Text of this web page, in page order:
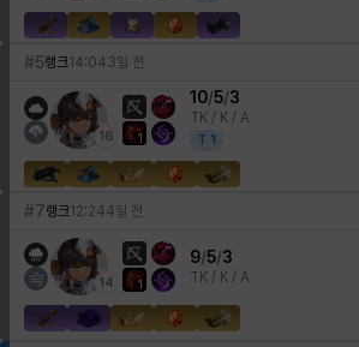
#5랭크14:04 3일 전
16 1
10/5/3
TK / K / A
T 1
#7랭크12:244일 전
14 1
9/5/3
TK / K / A